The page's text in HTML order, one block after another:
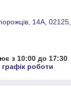
14А, 02125,
з 10:00 до 17:30
роботи